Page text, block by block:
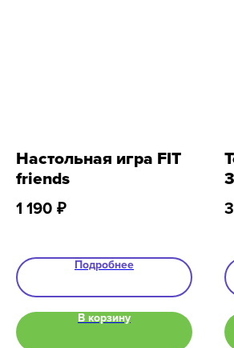
Настольная игра FIT
friends
1 190 ₽
Подробнее
В корзину
«Банда умников» — студия образовательных технологий
2012 — 2026